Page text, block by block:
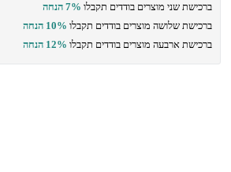
ברכישת שני מוצרים בודדים תקבלו 7% הנחה
ברכישת שלושה מוצרים בודדים תקבלו 10% הנחה
ברכישת ארבעה מוצרים בודדים תקבלו 12% הנחה